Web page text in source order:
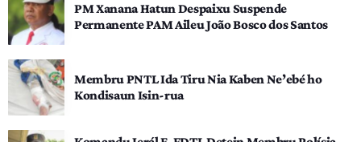
PM Xanana Hatun Despaixu Suspende
Permanente PAM Aileu João Bosco dos Santos
Membru PNTL Ida Tiru Nia Kaben Ne’ebé ho
Kondisaun Isin-rua